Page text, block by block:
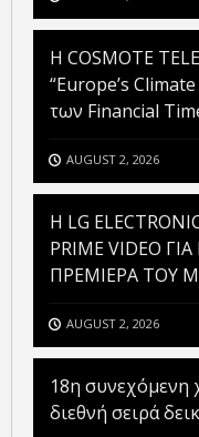
Η COSMOTE
“Europe’s
των Financial
AUGUST 2, 2026
H LG
PRIME VIDEO
ΠΡΕΜΙΕΡΑ ΤΟΥ
AUGUST 2, 2026
18η συνεχόμενη
διεθνή σειρά